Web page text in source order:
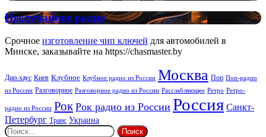
FM:
New
Rock
Неслучайное
радио
Неслучайное радио
Срочное изготовление чип ключей для автомобилей в
Минске, заказывайте на https://chasmaster.by
Дип-хаус Киев Клубное Клубное радио из России Москва Поп Поп-радио
из России Разговорное Разговорное радио из России Расслабляющее Ретро Ретро-
радио из России Рок Рок радио из России Россия Санкт-
Петербург Транс Украина
Найти: